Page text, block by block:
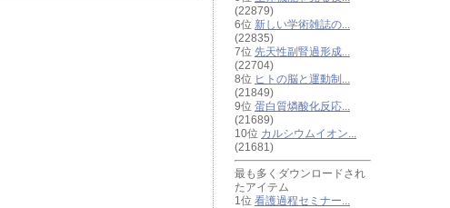
(22879)
6位 新しい学術雑誌の...
(22835)
7位 先天性副腎過形成...
(22704)
8位 ヒトの脳と運動制...
(21849)
9位 蛋白質燐酸化反応...
(21689)
10位 カルシウムイオン...
(21681)
最も多くダウンロードされ
たアイテム
1位 看護過程セミナー...